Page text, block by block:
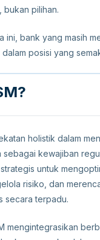
bukan pilihan.
ini, bank yang masih
posisi yang
holistik dalam
sebagai kewajiban
untuk
risiko, dan
secara terpadu.
mengintegrasikan